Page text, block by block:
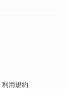
利用規約